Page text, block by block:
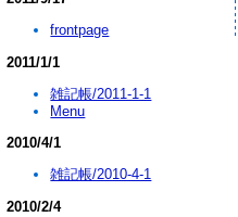
frontpage
2011/1/1
雑記帳/2011-1-1
Menu
2010/4/1
雑記帳/2010-4-1
2010/2/4